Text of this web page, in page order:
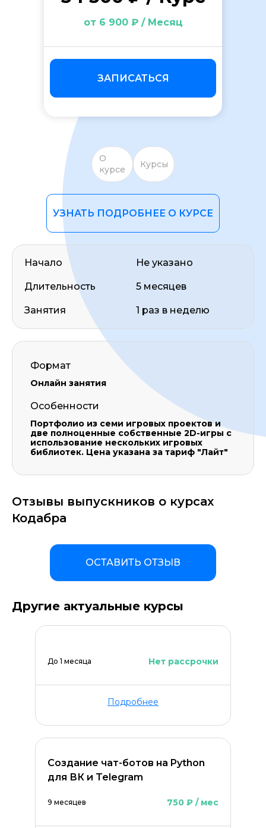
от 6 900 ₽ / Месяц
ЗАПИСАТЬСЯ
О
курсе
Курсы
УЗНАТЬ ПОДРОБНЕЕ О КУРСЕ
Начало
Длительность
Занятия
Не указано
5 месяцев
1 раз в неделю
Формат
Онлайн занятия
Особенности
Портфолио из семи игровых проектов и
две полноценные собственные 2D-игры с
использование нескольких игровых
библиотек. Цена указана за тариф "Лайт"
Отзывы выпускников о курсах
Кодабра
ОСТАВИТЬ ОТЗЫВ
Другие актуальные курсы
До 1 месяца Нет рассрочки
Подробнее
Создание чат-ботов на Python
для ВК и Telegram
9 месяцев 750 ₽ / мес